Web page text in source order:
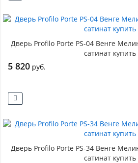
Дверь Profilo Porte PS-04 Венге
сатинат купить
5 820 руб.
Дверь Profilo Porte PS-34 Венге
сатинат купить